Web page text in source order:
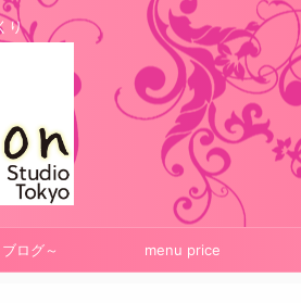
り
ログ～ menu price